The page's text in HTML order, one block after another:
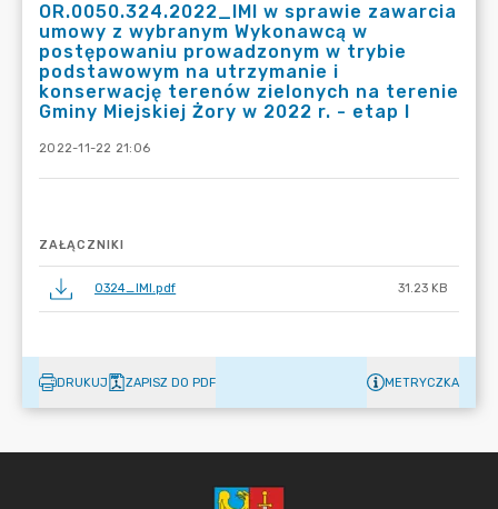
OR.0050.324.2022_IMI w sprawie zawarcia
umowy z wybranym Wykonawcą w
postępowaniu prowadzonym w trybie
podstawowym na utrzymanie i
konserwację terenów zielonych na terenie
Gminy Miejskiej Żory w 2022 r. - etap I
2022-11-22 21:06
ZAŁĄCZNIKI
0324_IMI.pdf 31.23 KB
DRUKUJ ZAPISZ DO PDF METRYCZKA